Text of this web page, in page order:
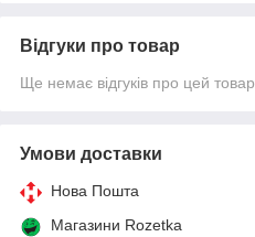
Відгуки про товар
Ще немає відгуків про цей товар
Умови доставки
Нова Пошта
Магазини Rozetka